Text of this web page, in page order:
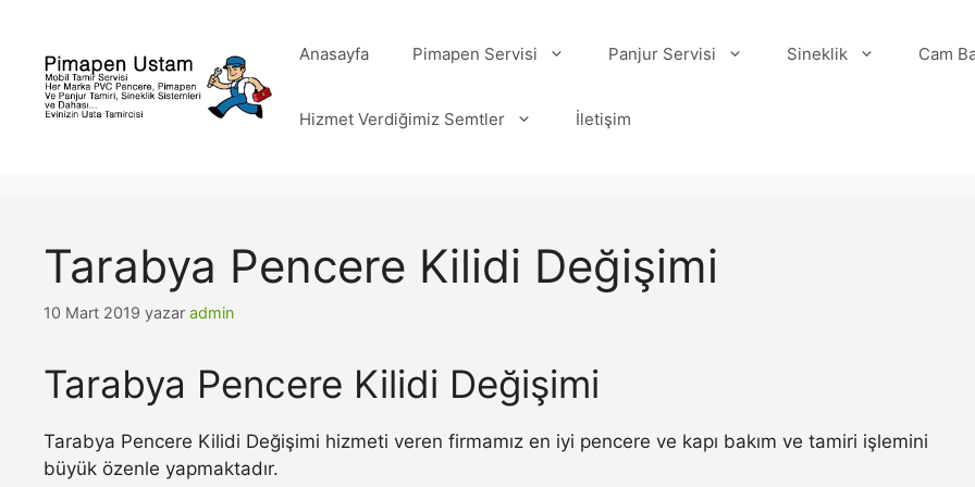
Anasayfa Pimapen Servisi Panjur Servisi Sineklik Cam
Hizmet Verdiğimiz Semtler İletişim
Tarabya Pencere Kilidi Değişimi
10 Mart 2019 yazar admin
Tarabya Pencere Kilidi Değişimi
Tarabya Pencere Kilidi Değişimi hizmeti veren firmamız en iyi pencere ve kapı bakım ve tamiri işlemini
büyük özenle yapmaktadır.